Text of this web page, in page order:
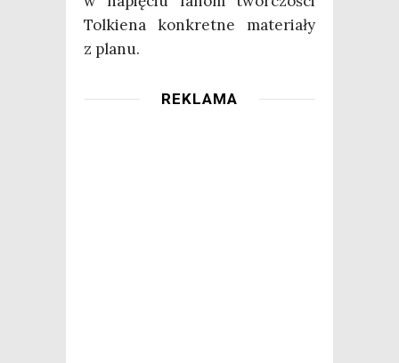
Tol­kie­na kon­kret­ne mate­ria­ły
z planu.
REKLAMA